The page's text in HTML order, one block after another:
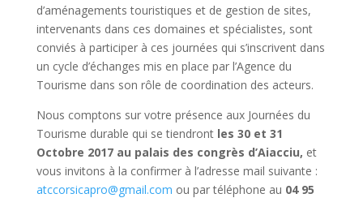
d’aménagements touristiques et de gestion de sites,
intervenants dans ces domaines et spécialistes, sont
conviés à participer à ces journées qui s’inscrivent dans
un cycle d’échanges mis en place par l’Agence du
Tourisme dans son rôle de coordination des acteurs.
Nous comptons sur votre présence aux Journées du
Tourisme durable qui se tiendrontles 30 et 31
Octobre 2017 au palais des congrès d’Aiacciu, et
vous invitons à la confirmer à l’adresse mail suivante :
atccorsicapro@gmail.com ou par téléphone au 04 95